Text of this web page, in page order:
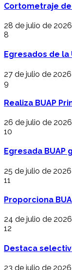
Cortometraje de
28 de julio de 2026
8
Egresados de
27 de julio de 2026
9
Realiza BUAP
26 de julio de 2026
10
Egresada
25 de julio de 2026
11
Proporciona
24 de julio de 2026
12
Destaca
23 de julio de 2026